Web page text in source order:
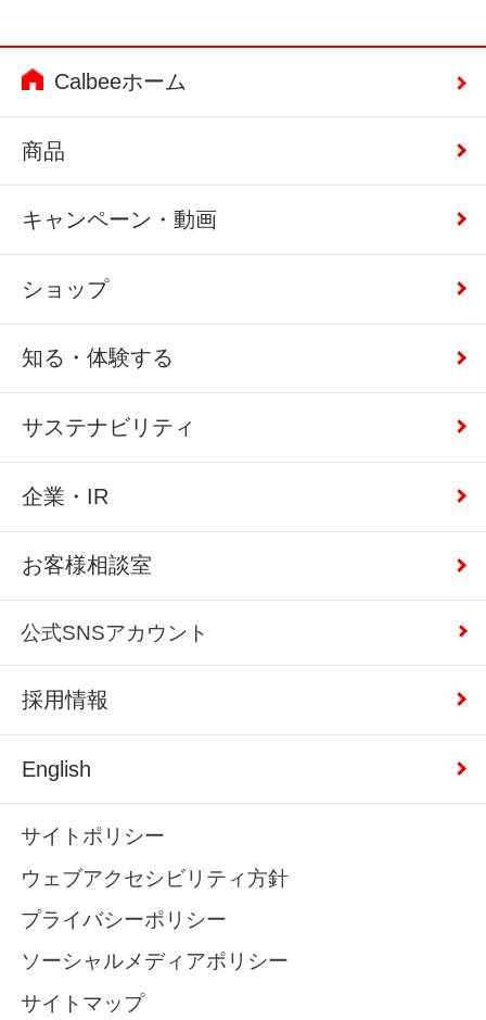
Calbeeホーム
商品
キャンペーン・動画
ショップ
知る・体験する
サステナビリティ
企業・IR
お客様相談室
公式SNSアカウント
採用情報
English
サイトポリシー
ウェブアクセシビリティ方針
プライバシーポリシー
ソーシャルメディアポリシー
サイトマップ